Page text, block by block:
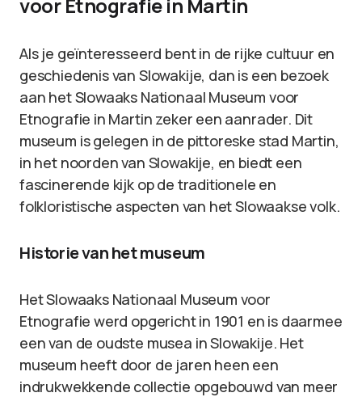
Als je geïnteresseerd bent in de rijke cultuur en
geschiedenis van Slowakije, dan is een bezoek
aan het Slowaaks Nationaal Museum voor
Etnografie in Martin zeker een aanrader. Dit
museum is gelegen in de pittoreske stad Martin,
in het noorden van Slowakije, en biedt een
fascinerende kijk op de traditionele en
folkloristische aspecten van het Slowaakse volk.
Historie van het museum
Het Slowaaks Nationaal Museum voor
Etnografie werd opgericht in 1901 en is daarmee
een van de oudste musea in Slowakije. Het
museum heeft door de jaren heen een
indrukwekkende collectie opgebouwd van meer